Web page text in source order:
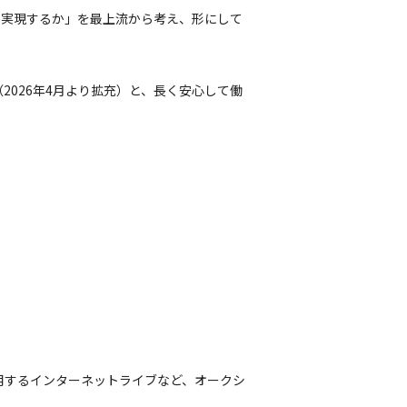
現するか」を最上流から考え、形にして
年4月より拡充）と、長く安心して働
るインターネットライブなど、オークシ